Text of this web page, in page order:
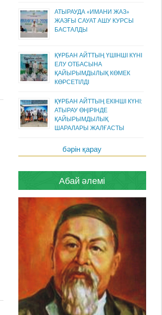
АТЫРАУДА «ИМАНИ ЖАЗ»
ЖАЗҒЫ САУАТ АШУ КУРСЫ
БАСТАЛДЫ
ҚҰРБАН АЙТТЫҢ ҮШІНШІ КҮНІ
ЕЛУ ОТБАСЫНА
ҚАЙЫРЫМДЫЛЫҚ КӨМЕК
КӨРСЕТІЛДІ
ҚҰРБАН АЙТТЫҢ ЕКІНШІ КҮНІ:
АТЫРАУ ӨҢІРІНДЕ
ҚАЙЫРЫМДЫЛЫҚ
ШАРАЛАРЫ ЖАЛҒАСТЫ
бәрін қарау
Абай әлемі